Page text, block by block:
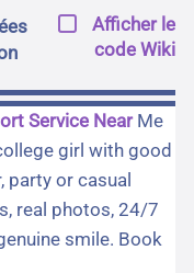
Afficher le
code Wiki